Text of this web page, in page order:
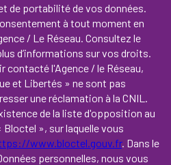
de portabilité de vos données.
à tout moment en
/ Le Réseau. Consultez le
d’informations sur vos droits.
contacté l'Agence / le Réseau,
et Libertés » ne sont pas
une réclamation à la CNIL.
de la liste d'opposition au
», sur laquelle vous
www.bloctel.gouv.fr. Dans le
personnelles, nous vous